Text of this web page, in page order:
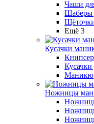
Чаши
Шаберы
Ещё 3
Кусачки
Ножницы